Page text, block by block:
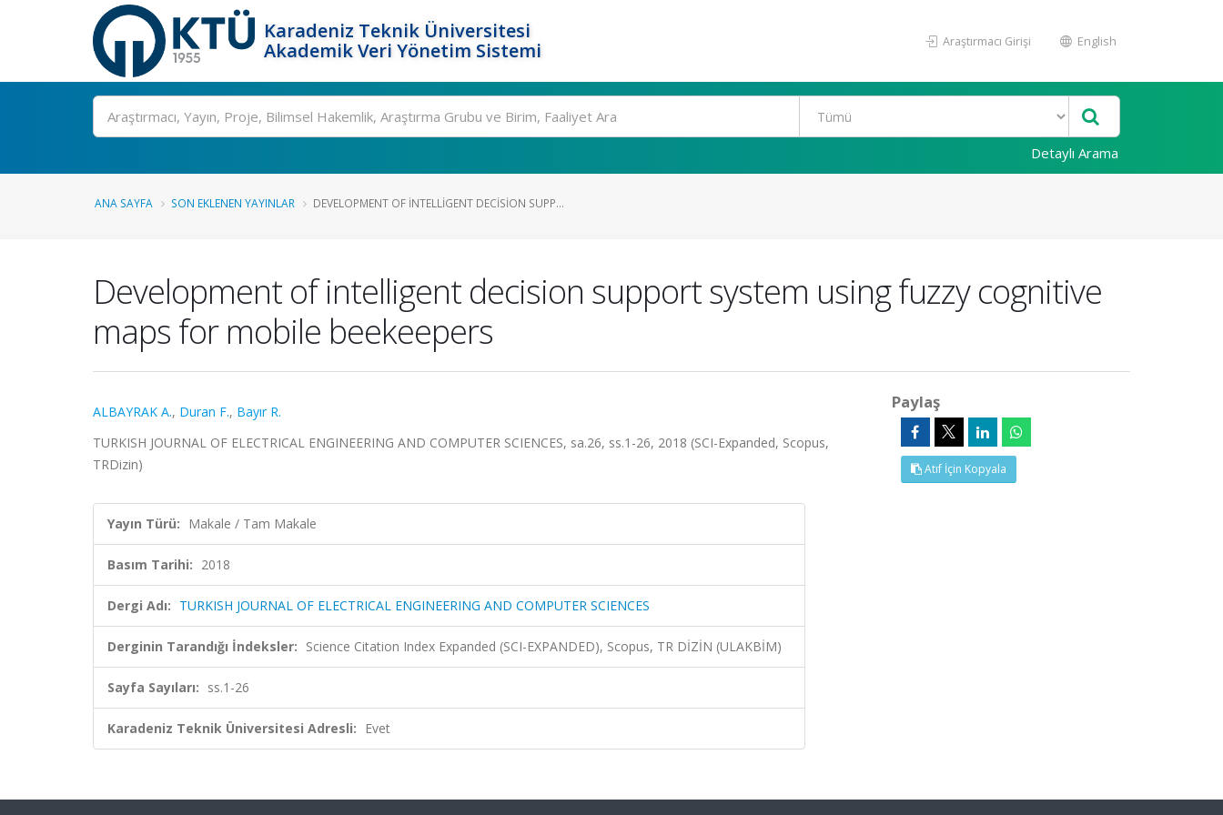
Karadeniz Teknik Üniversitesi
Akademik Veri Yönetim Sistemi
Araştırmacı Girişi English
Ara
Detaylı Arama
ANA SAYFA SON EKLENEN YAYINLAR DEVELOPMENT OF INTELLIGENT DECISION SUPP...
Development of intelligent decision support system using fuzzy cognitive
maps for mobile beekeepers
ALBAYRAK A., Duran F., Bayır R.
TURKISH JOURNAL OF ELECTRICAL ENGINEERING AND COMPUTER SCIENCES, sa.26, ss.1-26, 2018 (SCI-Expanded, Scopus,
TRDizin)
Yayın Türü: Makale / Tam Makale
Basım Tarihi: 2018
Dergi Adı: TURKISH JOURNAL OF ELECTRICAL ENGINEERING AND COMPUTER SCIENCES
Derginin Tarandığı İndeksler: Science Citation Index Expanded (SCI-EXPANDED), Scopus, TR DİZİN (ULAKBİM)
Sayfa Sayıları: ss.1-26
Karadeniz Teknik Üniversitesi Adresli: Evet
Paylaş
Atıf İçin Kopyala